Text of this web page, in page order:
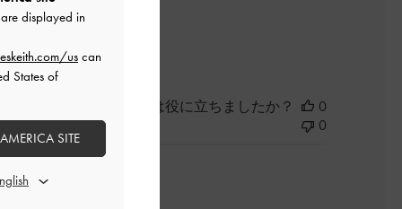
このレビューは役に立ちましたか？
0
0
displayed in
uscan
States of
SITE